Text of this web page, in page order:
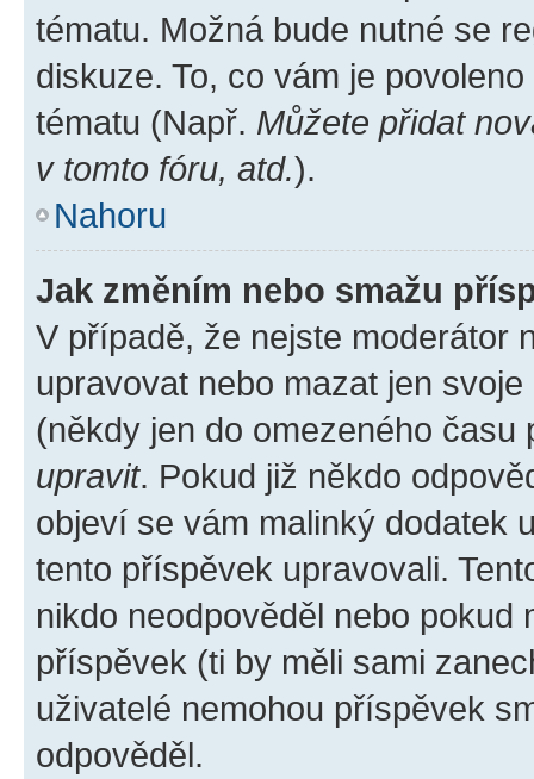
tématu. Možná bude nutné se
diskuze. To, co vám je
tématu (Např. Můžete přidat
v tomto fóru, atd.).
Nahoru
Jak změním nebo smažu
V případě, že nejste moderátor
upravovat nebo mazat jen
(někdy jen do omezeného
upravit. Pokud již někdo
objeví se vám malinký dodatek
tento příspěvek upravovali.
nikdo neodpověděl nebo pokud
příspěvek (ti by měli sami
uživatelé nemohou příspěvek
odpověděl.